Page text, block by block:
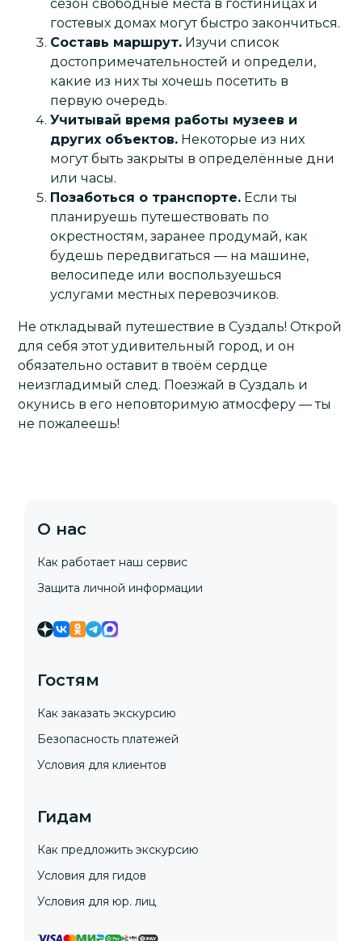
сезон свободные места в гостиницах и
гостевых домах могут быстро закончиться.
Составь маршрут. Изучи список
достопримечательностей и определи,
какие из них ты хочешь посетить в
первую очередь.
Учитывай время работы музеев и
других объектов. Некоторые из них
могут быть закрыты в определённые дни
или часы.
Позаботься о транспорте. Если ты
планируешь путешествовать по
окрестностям, заранее продумай, как
будешь передвигаться — на машине,
велосипеде или воспользуешься
услугами местных перевозчиков.
Не откладывай путешествие в Суздаль! Открой
для себя этот удивительный город, и он
обязательно оставит в твоём сердце
неизгладимый след. Поезжай в Суздаль и
окунись в его неповторимую атмосферу — ты
не пожалеешь!
О нас
Как работает наш сервис
Защита личной информации
Гостям
Как заказать экскурсию
Безопасность платежей
Условия для клиентов
Гидам
Как предложить экскурсию
Условия для гидов
Условия для юр. лиц